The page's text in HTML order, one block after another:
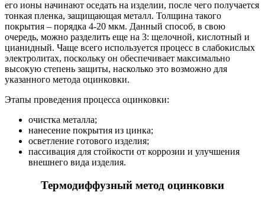
его ионы начинают оседать на изделии, после чего получается
тонкая пленка, защищающая металл. Толщина такого
покрытия – порядка 4-20 мкм. Данный способ, в свою
очередь, можно разделить еще на 3: щелочной, кислотный и
цианидный. Чаще всего используется процесс в слабокислых
электролитах, поскольку он обеспечивает максимально
высокую степень защиты, насколько это возможно для
указанного метода оцинковки.
Этапы проведения процесса оцинковки:
очистка металла;
нанесение покрытия из цинка;
осветление готового изделия;
пассивация для стойкости от коррозии и улучшения
внешнего вида изделия.
Термодиффузный метод оцинковки